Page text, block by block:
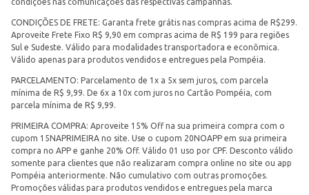
CONDIÇÕES DE FRETE: Garanta frete grátis nas compras acima de R$299.
Aproveite Frete Fixo R$ 9,90 em compras acima de R$ 199 para regiões
Sul e Sudeste. Válido para modalidades transportadora e econômica.
Válido apenas para produtos vendidos e entregues pela Pompéia.
PARCELAMENTO: Parcelamento de 1x a 5x sem juros, com parcela
mínima de R$ 9,99. De 6x a 10x com juros no Cartão Pompéia, com
parcela mínima de R$ 9,99.
PRIMEIRA COMPRA: Aproveite 15% Off na sua primeira compra com o
cupom 15NAPRIMEIRA no site. Use o cupom 20NOAPP em sua primeira
compra no APP e ganhe 20% Off. Válido 01 uso por CPF. Desconto válido
somente para clientes que não realizaram compra online no site ou app
Pompéia anteriormente. Não cumulativo com outras promoções.
Promoções válidas para produtos vendidos e entregues pela marca